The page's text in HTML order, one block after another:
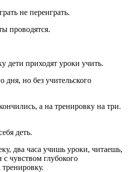
не переиграть.
проводятся.
дети приходят уроки учить.
но без учительского
а на тренировку на три.
деть.
два часа учишь уроки, читаешь,
чувством глубокого